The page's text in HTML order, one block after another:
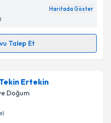
ilişkin
verilerimin belirtilen
Gönder
Haritada Göster
Talep Et
Zeybekiçin randevu takvimi
randevu almanız
e-posta ile
Ertekin
Doğum